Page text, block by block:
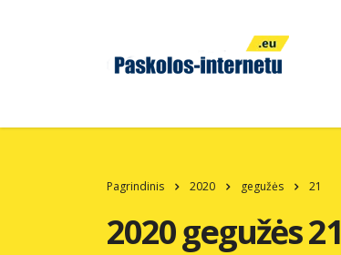
Pagrindinis 2020 gegužės 21
2020 gegužės 21